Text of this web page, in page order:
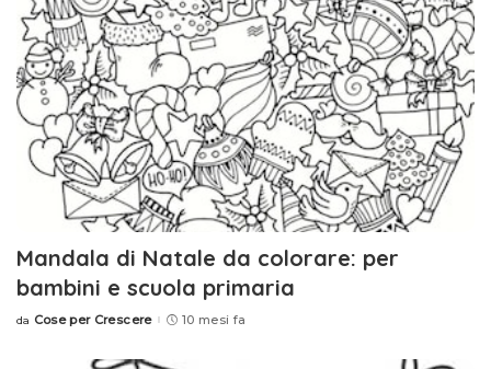
Mandala di Natale da colorare: per
bambini e scuola primaria
Posted
da Cose per Crescere 10 mesi fa